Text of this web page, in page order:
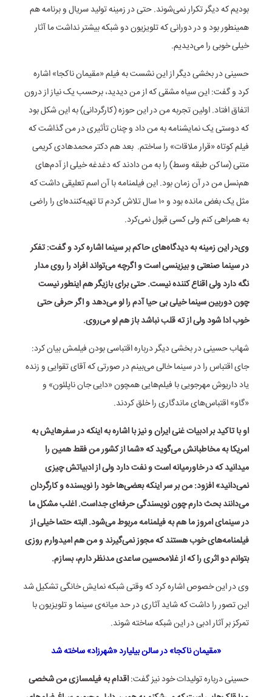
بودیم که دیگر تکرار نمی‌شوند. حتی در زمینه تولید سریال و برنامه هم
همینطور بود و در دورانی که تلویزیون دو شبکه بیشتر نداشت ما آثار
خیلی خوبی را می‌دیدیم.
حسینی در بخشی دیگر از این نشست به فیلم «مقیمان ناکجا» اشاره
کرد و گفت:‌ این سیاه مشقی که از من دیدید، برحسب یک نیاز از درون
اتفاق افتاد. اولین تجربه من در این حوزه (کارگردانی) به این شکل بود
که دوستی یک نمایشنامه به من داد و چنان تأثیری در من گذاشت که
فیلم کوتاه «قرار ملاقات» را ساختم. ‌ بعد هم دکتر محمدهادی کریمی
متنی (ساکن طبقه وسط) را به من دادند که دغدغه خیلی از آدم‌های
هم‌نسل من در آن زمان بود. این فیلمنامه با آن اسم تعلیقی داشت که
مثل یک بغض مانده بود و ۱۰ سال تلاش کردم تا تهیه‌کننده‌ای را راضی
به همراهی کنم ولی کسی قبول نمی‌کرد.
وی‌در این زمینه به دیدگاه‌های حاکم بر سینما اشاره کرد و گفت: تفکر
در سینما صنعتی و بیزینسی است و اگرچه می‌تواند افراد را روی مدار
نگه دارد ولی اقناع کننده نیست. حتی برای بازیگر هم اینطور نیست
چون دوربین سینما خیلی بی حیا آدم را لو می‌دهد و اگر حرفی حتی
خوب ادا شود ولی از ته قلب نباشد باز هم لو می‌روی.
شهاب حسینی در بخشی دیگر درباره اقتباسی بودن فیلمش بیان کرد:
جای اقتباس را در سینما خالی می‌بینم در صورتی که آقای تقوایی و زنده
یاد داریوش مهرجویی با فیلم‌هایی همچون «دایی جان ناپلئون» و
«گاو» اقتباس‌های ماندگاری را خلق کردند.
او با تاکید بر ادبیات غنی ایران و نیز با اشاره به اینکه در سفرهایش به
امریکا به مخاطبانش می‌گوید که «شما از کشور من فقط همین را
میدانید که در خاورمیانه است و نفت دارد ولی از ادبیاتش چیزی
نمی‌دانید» افزود: من بر سر اینکه بعضی‌ها خود را نویسنده و کارگردان
می‌دانند بحث دارم چون نویسندگی حرفه‌ای جداست. اغلب مشکل ما
در سینمای امروز ما هم به فیلمنامه مربوط می‌شود. البته حتما خیلی از
فیلمنامه‌های خوب هستند که مجوز نمی‌گیرند و من هم امیدوارم روزی
بتوانم دو اثری را که از غلامحسین ساعدی مدنظر دارم، بسازم.
وی در این خصوص اشاره کرد که وقتی شبکه نمایش خانگی تشکیل شد
این تصور را داشت که شاید آثاری در حد میانه‌ی سینما و تلویزیون با
تمرکز بر آثار ادبی در این شبکه ساخته شوند.
«مقیمان ناکجا» در سالن بیلیارد «شهرزاد» ساخته شد
حسینی درباره تولیدات خود نیز گفت:اقدام به فیلمسازی من شخصی